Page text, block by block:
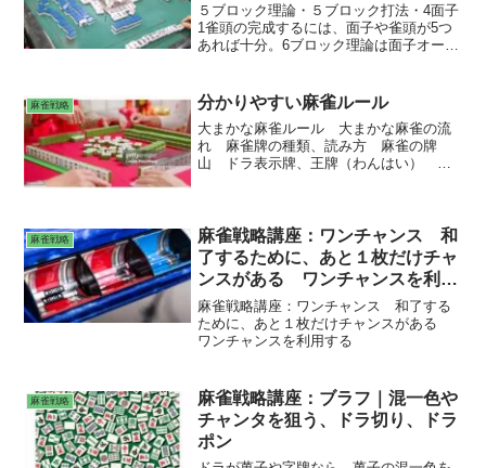
５ブロック理論・５ブロック打法・4面子
1雀頭の完成するには、面子や雀頭が5つ
あれば十分。6ブロック理論は面子オーバ
麻雀戦略 分かりやすい麻雀ルール
大まかな麻雀ルール 大まかな麻雀の流
れ 麻雀牌の種類、読み方 麻雀の牌
山 ドラ表示牌、王牌（わんはい） 麻
麻雀戦略
麻雀戦略講座：ワンチャンス 和
了するために、あと１枚だけチャ
ンスがある ワンチャンスを利用
する
麻雀戦略講座：ワンチャンス 和了する
ために、あと１枚だけチャンスがある
ワンチャンスを利用する
麻雀戦略
麻雀戦略講座：ブラフ｜混一色や
チャンタを狙う、ドラ切り、ドラ
ポン